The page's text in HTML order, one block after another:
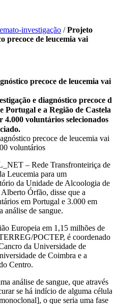
investigação /Projeto
precoce de leucemia vai
precoce de leucemia vai
e diagnóstico precoce de
Portugal e a Região de Castela
4.000 voluntários selecionados
– Rede Transfronteiriça de
Leucemia para um
da Unidade de Alcoologia de
Órfão, disse que a
em Portugal e 3.000 em
análise de sangue.
Europeia em 1,15 milhões de
POCTEP, é coordenado
da Universidade de
de Coimbra e a
Centro.
análise de sangue, que através
se há indício de alguma célula
o que seria uma fase